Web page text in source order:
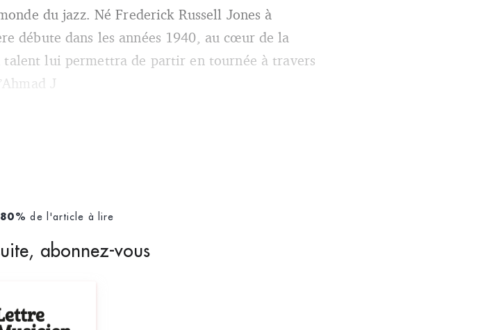
du jazz. Né Frederick Russell Jones à
débute dans les années 1940, au cœur de la
lui permettra de partir en tournée à travers
J
80% de l'article à lire
abonnez-vous